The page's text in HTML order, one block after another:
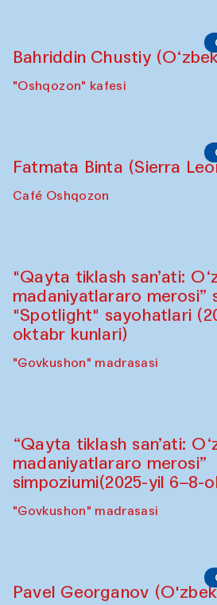
Bahriddin Chustiy
"Oshqozon" kafesi
Fatmata Binta (Sierra
Café Oshqozon
"Qayta tiklash san’ati:
madaniyatlararo merosi”
"Spotlight" sayohatlari
oktabr kunlari)
"Govkushon" madrasasi
“Qayta tiklash san’ati:
madaniyatlararo merosi”
simpoziumi(2025-yil 6–8-
"Govkushon" madrasasi
Pavel Georganov